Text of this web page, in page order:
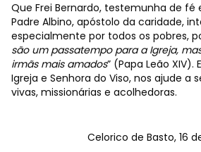
Que Frei Bernardo, testemunha de fé
Padre Albino, apóstolo da caridade,
especialmente por todos os pobres,
são um passatempo para a Igreja,
irmãs mais amados” (Papa Leão XIV).
Igreja e Senhora do Viso, nos ajude a
vivas, missionárias e acolhedoras.
Celorico de Basto, 16